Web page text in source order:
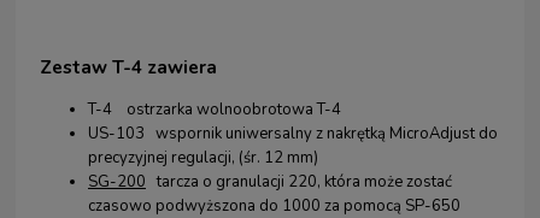
Zestaw T-4 zawiera
T-4 ostrzarka wolnoobrotowa T-4
US-103 wspornik uniwersalny z nakrętką MicroAdjust do
precyzyjnej regulacji, (śr. 12 mm)
SG-200 tarcza o granulacji 220, która może zostać
czasowo podwyższona do 1000 za pomocą SP-650